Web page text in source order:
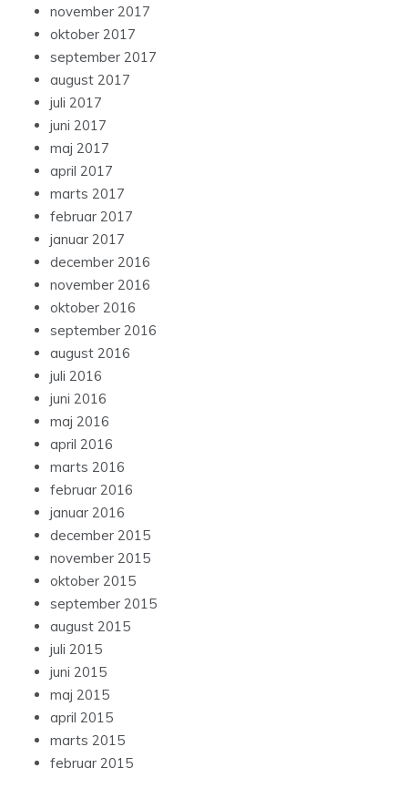
november 2017
oktober 2017
september 2017
august 2017
juli 2017
juni 2017
maj 2017
april 2017
marts 2017
februar 2017
januar 2017
december 2016
november 2016
oktober 2016
september 2016
august 2016
juli 2016
juni 2016
maj 2016
april 2016
marts 2016
februar 2016
januar 2016
december 2015
november 2015
oktober 2015
september 2015
august 2015
juli 2015
juni 2015
maj 2015
april 2015
marts 2015
februar 2015